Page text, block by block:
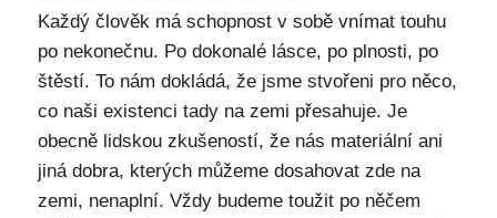
Každý člověk má schopnost v sobě vnímat touhu
po nekonečnu. Po dokonalé lásce, po plnosti, po
štěstí. To nám dokládá, že jsme stvořeni pro něco,
co naši existenci tady na zemi přesahuje. Je
obecně lidskou zkušeností, že nás materiální ani
jiná dobra, kterých můžeme dosahovat zde na
zemi, nenaplní. Vždy budeme toužit po něčem